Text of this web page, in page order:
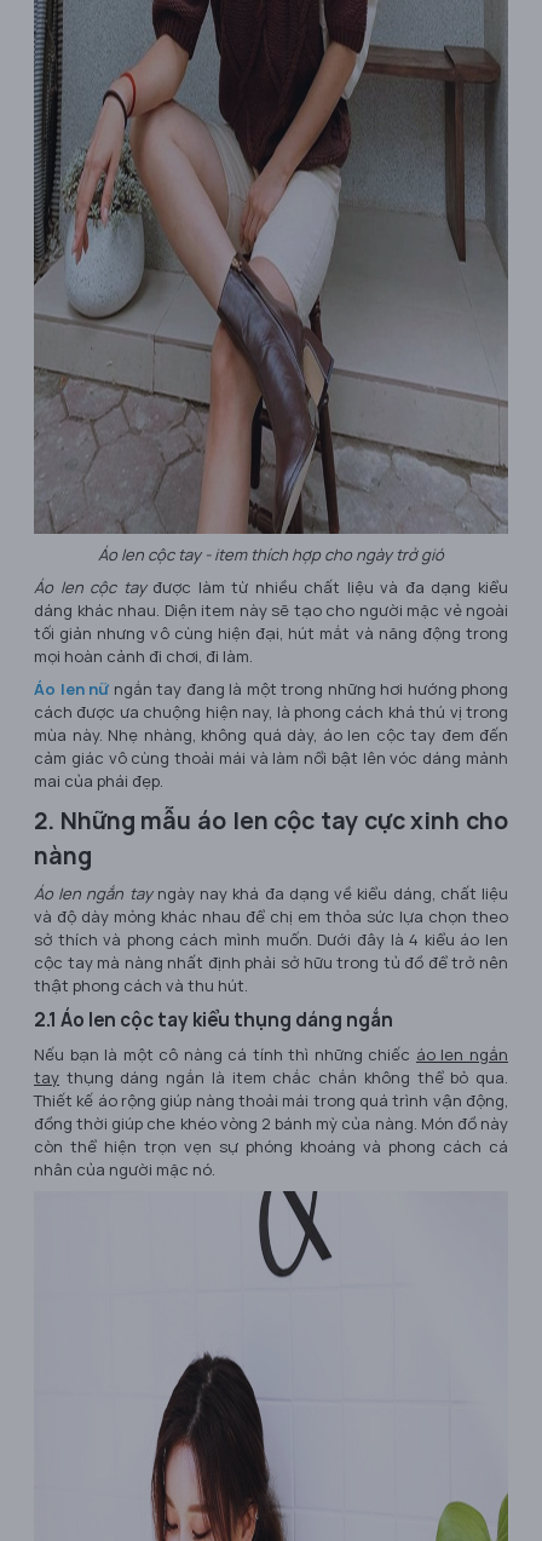
Áo len cộc tay - item thích hợp cho ngày trở gió
Áo len cộc tayđược làm từ nhiều chất liệu và đa dạng kiểu
dáng khác nhau. Diện item này sẽ tạo cho người mặc vẻ ngoài
tối giản nhưng vô cùng hiện đại, hút mắt và năng động trong
mọi hoàn cảnh đi chơi, đi làm.
Áo len nữ ngắn tay đang là một trong những hơi hướng phong
cách được ưa chuộng hiện nay, là phong cách khá thú vị trong
mùa này. Nhẹ nhàng, không quá dày, áo len cộc tay đem đến
cảm giác vô cùng thoải mái và làm nổi bật lên vóc dáng mảnh
mai của phái đẹp.
2. Những mẫu áo len cộc tay cực xinh cho
nàng
Áo len ngắn tayngày nay khá đa dạng về kiểu dáng, chất liệu
và độ dày mỏng khác nhau để chị em thỏa sức lựa chọn theo
sở thích và phong cách mình muốn. Dưới đây là 4 kiểu áo len
cộc tay mà nàng nhất định phải sở hữu trong tủ đồ để trở nên
thật phong cách và thu hút.
2.1 Áo len cộc tay kiểu thụng dáng ngắn
Nếu bạn là một cô nàng cá tính thì những chiếc áo len ngắn
tay thụng dáng ngắn là item chắc chắn không thể bỏ qua.
Thiết kế áo rộng giúp nàng thoải mái trong quá trình vận động,
đồng thời giúp che khéo vòng 2 bánh mỳ của nàng. Món đồ này
còn thể hiện trọn vẹn sự phóng khoáng và phong cách cá
nhân của người mặc nó.